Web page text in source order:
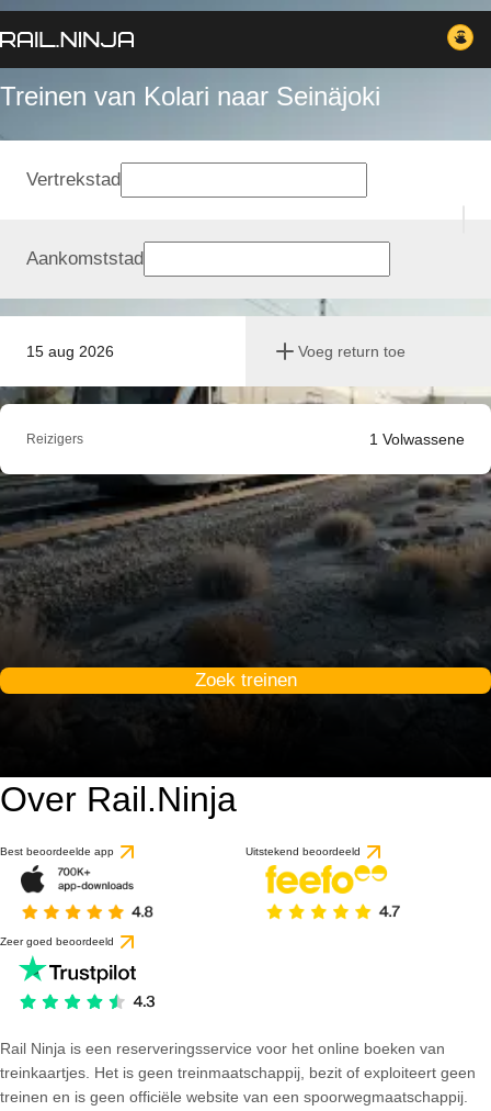
Treinen van Kolari naar Seinäjoki
15 aug 2026 Voeg return toe
Vertrekstad
Aankomststad
Reizigers 1 Volwassene
Zoek treinen
Over Rail.Ninja
Best beoordeelde app Uitstekend beoordeeld
Zeer goed beoordeeld
Rail Ninja is een reserveringsservice voor het online boeken van
treinkaartjes. Het is geen treinmaatschappij, bezit of exploiteert geen
treinen en is geen officiële website van een spoorwegmaatschappij.